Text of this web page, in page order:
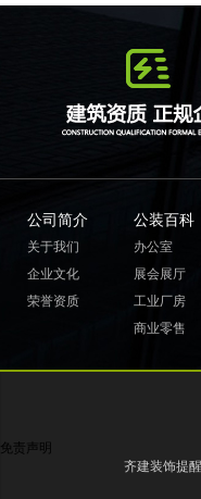
公司简介
关于我们
企业文化
荣誉资质
公装百科
办公室
展会展厅
工业厂房
商业零售
免责声明
齐建装饰提